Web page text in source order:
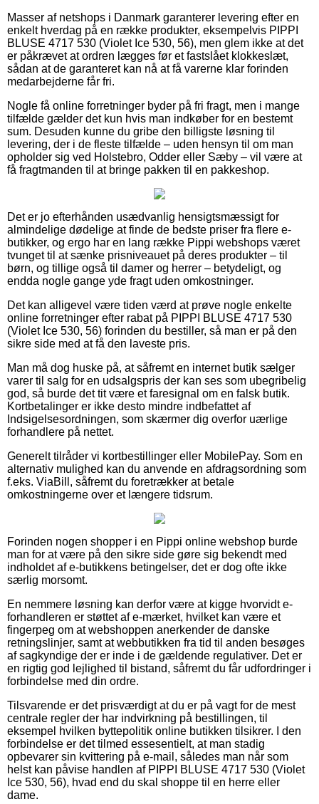
Masser af netshops i Danmark garanterer levering efter en
enkelt hverdag på en række produkter, eksempelvis PIPPI
BLUSE 4717 530 (Violet Ice 530, 56), men glem ikke at det
er påkrævet at ordren lægges før et fastslået klokkeslæt,
sådan at de garanteret kan nå at få varerne klar forinden
medarbejderne får fri.
Nogle få online forretninger byder på fri fragt, men i mange
tilfælde gælder det kun hvis man indkøber for en bestemt
sum. Desuden kunne du gribe den billigste løsning til
levering, der i de fleste tilfælde – uden hensyn til om man
opholder sig ved Holstebro, Odder eller Sæby – vil være at
få fragtmanden til at bringe pakken til en pakkeshop.
Det er jo efterhånden usædvanlig hensigtsmæssigt for
almindelige dødelige at finde de bedste priser fra flere e-
butikker, og ergo har en lang række Pippi webshops været
tvunget til at sænke prisniveauet på deres produkter – til
børn, og tillige også til damer og herrer – betydeligt, og
endda nogle gange yde fragt uden omkostninger.
Det kan alligevel være tiden værd at prøve nogle enkelte
online forretninger efter rabat på PIPPI BLUSE 4717 530
(Violet Ice 530, 56) forinden du bestiller, så man er på den
sikre side med at få den laveste pris.
Man må dog huske på, at såfremt en internet butik sælger
varer til salg for en udsalgspris der kan ses som ubegribelig
god, så burde det tit være et faresignal om en falsk butik.
Kortbetalinger er ikke desto mindre indbefattet af
Indsigelsesordningen, som skærmer dig overfor uærlige
forhandlere på nettet.
Generelt tilråder vi kortbestillinger eller MobilePay. Som en
alternativ mulighed kan du anvende en afdragsordning som
f.eks. ViaBill, såfremt du foretrækker at betale
omkostningerne over et længere tidsrum.
Forinden nogen shopper i en Pippi online webshop burde
man for at være på den sikre side gøre sig bekendt med
indholdet af e-butikkens betingelser, det er dog ofte ikke
særlig morsomt.
En nemmere løsning kan derfor være at kigge hvorvidt e-
forhandleren er støttet af e-mærket, hvilket kan være et
fingerpeg om at webshoppen anerkender de danske
retningslinjer, samt at webbutikken fra tid til anden besøges
af sagkyndige der er inde i de gældende regulativer. Det er
en rigtig god lejlighed til bistand, såfremt du får udfordringer i
forbindelse med din ordre.
Tilsvarende er det prisværdigt at du er på vagt for de mest
centrale regler der har indvirkning på bestillingen, til
eksempel hvilken byttepolitik online butikken tilsikrer. I den
forbindelse er det tilmed essesentielt, at man stadig
opbevarer sin kvittering på e-mail, således man når som
helst kan påvise handlen af PIPPI BLUSE 4717 530 (Violet
Ice 530, 56), hvad end du skal shoppe til en herre eller
dame.